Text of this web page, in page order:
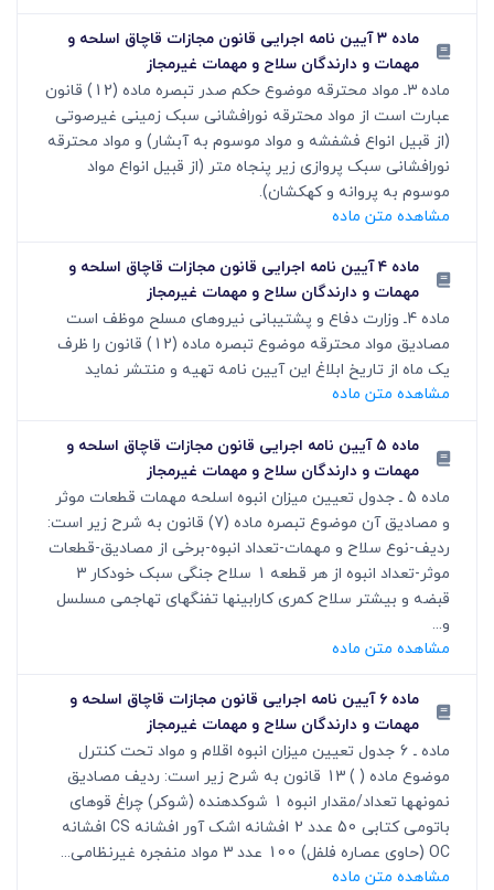
ماده ۳ آیین نامه اجرایی قانون مجازات قاچاق اسلحه و
مهمات و دارندگان سلاح و مهمات غیرمجاز
ماده 3ـ مواد محترقه موضوع حکم صدر تبصره ماده (12) قانون
عبارت است از مواد محترقه نورافشانی سبک زمینی غیرصوتی
(از قبیل انواع فشفشه و مواد موسوم به آبشار) و مواد محترقه
نورافشانی سبک پروازی زیر پنجاه متر (از قبیل انواع مواد
موسوم به پروانه و کهکشان).
مشاهده متن ماده
ماده ۴ آیین نامه اجرایی قانون مجازات قاچاق اسلحه و
مهمات و دارندگان سلاح و مهمات غیرمجاز
ماده 4ـ وزارت دفاع و پشتیبانی نیروهای مسلح موظف است
مصادیق مواد محترقه موضوع تبصره ماده (12) قانون را ظرف
یک ماه از تاریخ ابلاغ این آیین نامه تهیه و منتشر نماید
مشاهده متن ماده
ماده ۵ آیین نامه اجرایی قانون مجازات قاچاق اسلحه و
مهمات و دارندگان سلاح و مهمات غیرمجاز
ماده 5 ـ جدول تعیین میزان انبوه اسلحه مهمات قطعات موثر
و مصادیق آن موضوع تبصره ماده (7) قانون به شرح زیر است:
ردیف-نوع سلاح و مهمات-تعداد انبوه-برخی از مصادیق-قطعات
موثر-تعداد انبوه از هر قطعه 1 سلاح جنگی سبک خودکار 3
قبضه و بیشتر سلاح کمری کارابینها تفنگهای تهاجمی مسلسل
و...
مشاهده متن ماده
ماده ۶ آیین نامه اجرایی قانون مجازات قاچاق اسلحه و
مهمات و دارندگان سلاح و مهمات غیرمجاز
ماده ـ 6 جدول تعیین میزان انبوه اقلام و مواد تحت کنترل
موضوع ماده ( ) 13 قانون به شرح زیر است: ردیف مصادیق
نمونهها تعداد/مقدار انبوه 1 شوکدهنده (شوکر) چراغ قوهای
باتومی کتابی 50 عدد 2 افشانه اشک آور افشانه CS افشانه
OC (حاوی عصاره فلفل) 100 عدد 3 مواد منفجره غیرنظامی...
مشاهده متن ماده